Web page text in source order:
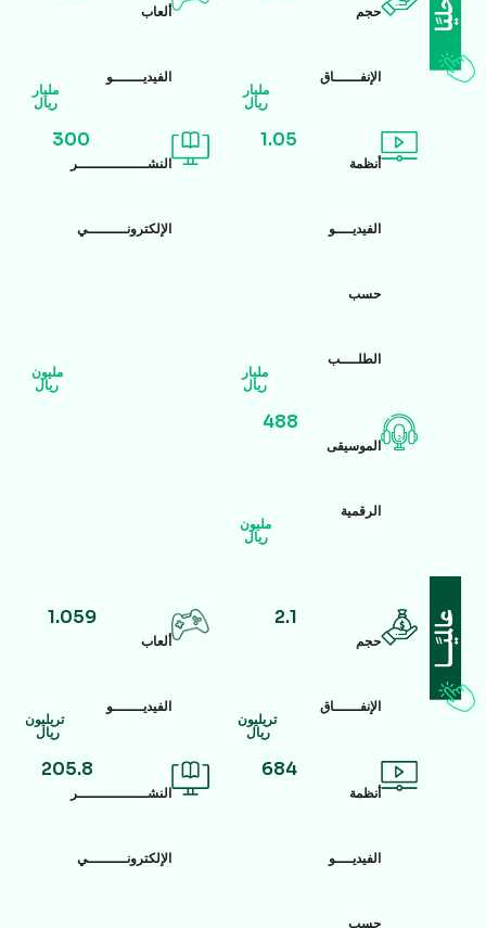
حجم
الإنفــــــاق
مليار
ريال
ألعاب
الفيديـــــــو
مليار
ريال
أنظمة
الفيديــــو
حسب
الطلــــب
1.05
مليار
ريال
النشــــــــــــــــر
الإلكترونـــــــــي
300
مليون
ريال
الموسيقى
الرقمية
488
مليون
ريال
حجم
الإنفــــــاق
2.1
تريليون
ريال
ألعاب
الفيديـــــــو
1.059
تريليون
ريال
أنظمة
الفيديــــو
حسب
684
النشــــــــــــــــر
الإلكترونـــــــــي
205.8